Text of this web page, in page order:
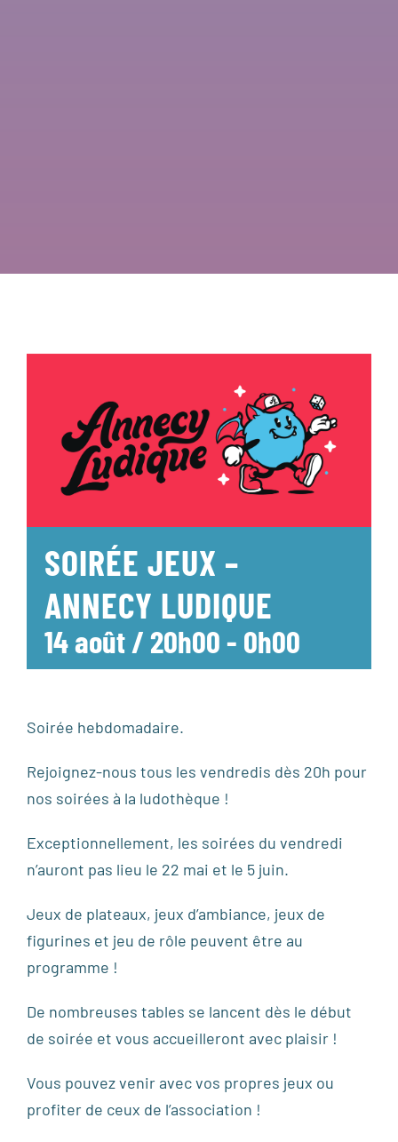
SOIRÉE JEUX –
ANNECY LUDIQUE
14 août / 20h00- 0h00
Soirée hebdomadaire.
Rejoignez-nous tous les vendredis dès 20h pour
nos soirées à la ludothèque !
Exceptionnellement, les soirées du vendredi
n’auront pas lieu le 22 mai et le 5 juin.
Jeux de plateaux, jeux d’ambiance, jeux de
figurines et jeu de rôle peuvent être au
programme !
De nombreuses tables se lancent dès le début
de soirée et vous accueilleront avec plaisir !
Vous pouvez venir avec vos propres jeux ou
profiter de ceux de l’association !